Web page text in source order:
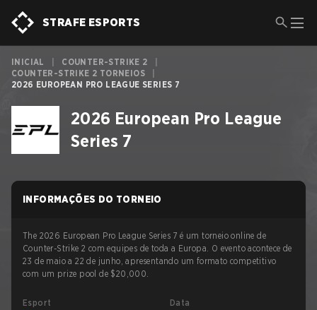
STRAFE ESPORTS
INICIAL COUNTER-STRIKE 2
COUNTER-STRIKE 2 TORNEIOS
2026 EUROPEAN PRO LEAGUE SERIES 7
2026 European Pro League
Series 7
INFORMAÇÕES DO TORNEIO
The 2026 European Pro League Series 7 é um torneio online de
Counter-Strike 2 com equipes de toda a Europa. O evento acontece de
23 de maio a 22 de junho, apresentando um formato competitivo
com um prize pool de $20,000.
Esport
Data